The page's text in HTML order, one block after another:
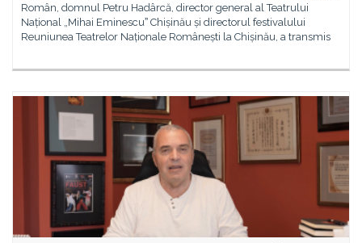
Român, domnul Petru Hadârcă, director general al Teatrului
Național „Mihai Eminescuˮ Chișinău și directorul festivalului
Reuniunea Teatrelor Naționale Românești la Chișinău, a transmis